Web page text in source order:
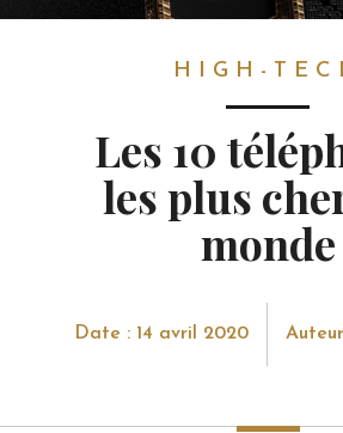
HIGH-
Les 10
les plus
monde
Date : 14 avril 2020